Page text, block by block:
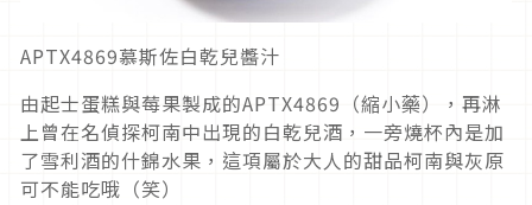
APTX4869慕斯佐白乾兒醬汁
由起士蛋糕與莓果製成的APTX4869（縮小藥），再淋
上曾在名偵探柯南中出現的白乾兒酒，一旁燒杯內是加
了雪利酒的什錦水果，這項屬於大人的甜品柯南與灰原
可不能吃哦（笑）